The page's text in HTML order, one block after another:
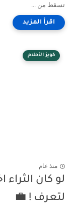
تسقط من ...
كويز الأحلام
منذ عام
لو كان
لتعرف ! 💼